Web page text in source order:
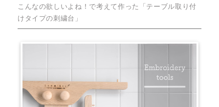
こんなの欲しいよね！で考えて作った「テーブル取り付
けタイプの刺繍台」